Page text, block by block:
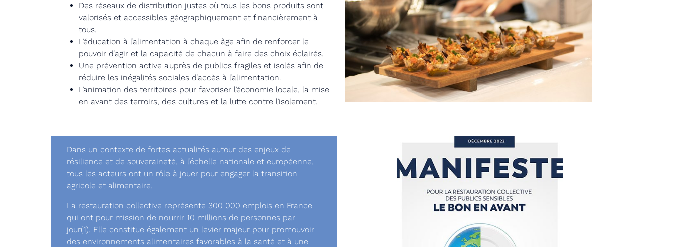
Des réseaux de distribution justes où tous les bons produits sont
valorisés et accessibles géographiquement et financièrement à
tous.
L’éducation à l’alimentation à chaque âge afin de renforcer le
pouvoir d’agir et la capacité de chacun à faire des choix éclairés.
Une prévention active auprès de publics fragiles et isolés afin de
réduire les inégalités sociales d’accès à l’alimentation.
L’animation des territoires pour favoriser l’économie locale, la mise
en avant des terroirs, des cultures et la lutte contre l’isolement.
Dans un contexte de fortes actualités autour des enjeux de
résilience et de souveraineté, à l’échelle nationale et européenne,
tous les acteurs ont un rôle à jouer pour engager la transition
agricole et alimentaire.
La restauration collective représente 300 000 emplois en France
qui ont pour mission de nourrir 10 millions de personnes par
jour(1). Elle constitue également un levier majeur pour promouvoir
des environnements alimentaires favorables à la santé et à une